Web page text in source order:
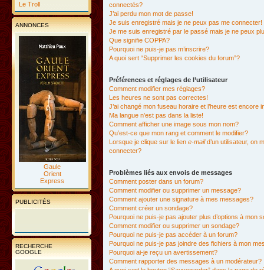
Le Troll
ANNONCES
Gaule
Orient
Express
PUBLICITÉS
RECHERCHE
GOOGLE
connectés?
J’ai perdu mon mot de passe!
Je suis enregistré mais je ne peux pas me connecter!
Je me suis enregistré par le passé mais je ne peux
Que signifie COPPA?
Pourquoi ne puis-je pas m’inscrire?
A quoi sert “Supprimer les cookies du forum”?
Préférences et réglages de l’utilisateur
Comment modifier mes réglages?
Les heures ne sont pas correctes!
J’ai changé mon fuseau horaire et l’heure est encore
Ma langue n’est pas dans la liste!
Comment afficher une image sous mon nom?
Qu’est-ce que mon rang et comment le modifier?
Lorsque je clique sur le lien e-maild’un utilisateur, on
connecter?
Problèmes liés aux envois de messages
Comment poster dans un forum?
Comment modifier ou supprimer un message?
Comment ajouter une signature à mes messages?
Comment créer un sondage?
Pourquoi ne puis-je pas ajouter plus d’options à mon
Comment modifier ou supprimer un sondage?
Pourquoi ne puis-je pas accéder à un forum?
Pourquoi ne puis-je pas joindre des fichiers à mon
Pourquoi ai-je reçu un avertissement?
Comment rapporter des messages à un modérateur?